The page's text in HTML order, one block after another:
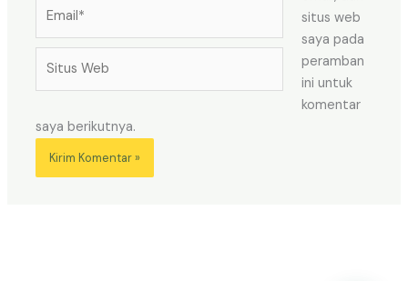
Web
situs web
saya pada
peramban
ini untuk
komentar
saya berikutnya.